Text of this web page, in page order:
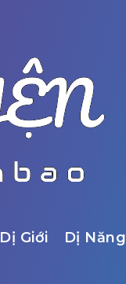
Dị Giới Dị Năng